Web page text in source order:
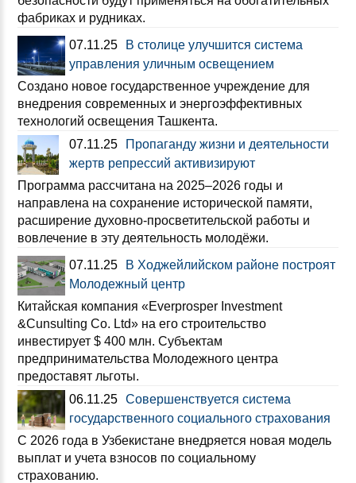
фабриках и рудниках.
07.11.25
В столице улучшится система
управления уличным освещением
Создано новое государственное учреждение для
внедрения современных и энергоэффективных
технологий освещения Ташкента.
07.11.25
Пропаганду жизни и деятельности
жертв репрессий активизируют
Программа рассчитана на 2025–2026 годы и
направлена на сохранение исторической памяти,
расширение духовно-просветительской работы и
вовлечение в эту деятельность молодёжи.
07.11.25
В Ходжейлийском районе построят
Молодежный центр
Китайская компания «Everprosper Investment
&Cunsulting Со. Ltd» на его строительство
инвестирует $ 400 млн. Субъектам
предпринимательства Молодежного центра
предоставят льготы.
06.11.25 Совершенствуется система
государственного социального страхования
С 2026 года в Узбекистане внедряется новая модель
выплат и учета взносов по социальному
страхованию.